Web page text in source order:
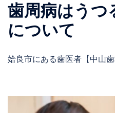
歯周病はうつ
について
姶良市にある歯医者【中山